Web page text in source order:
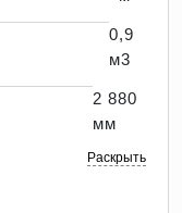
0,9
м3
2 880
мм
Раскрыть